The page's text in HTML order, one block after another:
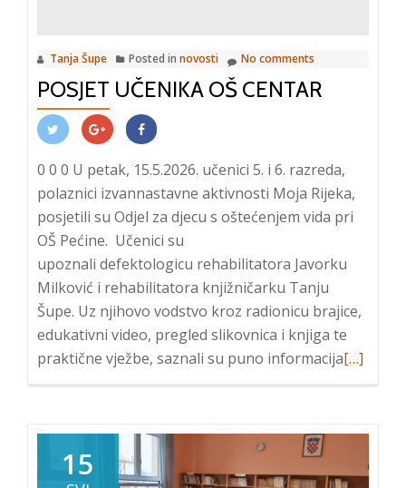
Tanja Šupe Posted in novosti No comments
POSJET UČENIKA OŠ CENTAR
0 0 0 U petak, 15.5.2026. učenici 5. i 6. razreda,
polaznici izvannastavne aktivnosti Moja Rijeka,
posjetili su Odjel za djecu s oštećenjem vida pri
OŠ Pećine. Učenici su
upoznali defektologicu rehabilitatora Javorku
Milković i rehabilitatora knjižničarku Tanju
Šupe. Uz njihovo vodstvo kroz radionicu brajice,
edukativni video, pregled slikovnica i knjiga te
praktične vježbe, saznali su puno informacijaRead
OŠ
[…]
15